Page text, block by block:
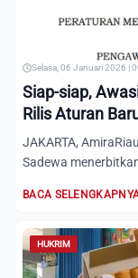
Selasa, 06 Januari 2026 |
Siap-siap,
Rilis Aturan
JAKARTA,
Sadewa
BACA
HUKRIM